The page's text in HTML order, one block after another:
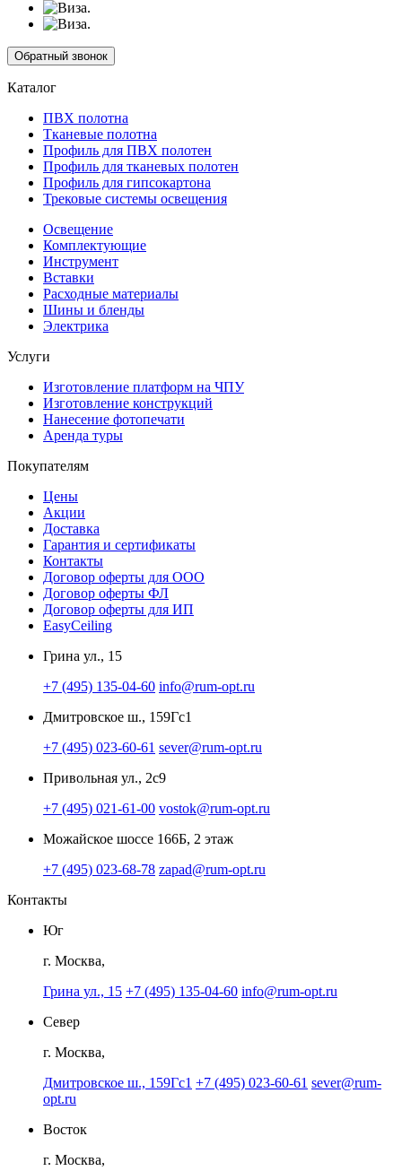
Обратный звонок
Каталог
ПВХ полотна
Тканевые полотна
Профиль для ПВХ полотен
Профиль для тканевых полотен
Профиль для гипсокартона
Трековые системы освещения
Освещение
Комплектующие
Инструмент
Вставки
Расходные материалы
Шины и бленды
Электрика
Услуги
Изготовление платформ на ЧПУ
Изготовление конструкций
Нанесение фотопечати
Аренда туры
Покупателям
Цены
Акции
Доставка
Гарантия и сертификаты
Контакты
Договор оферты для ООО
Договор оферты ФЛ
Договор оферты для ИП
EasyCeiling
Грина ул., 15
+7 (495) 135-04-60 info@rum-opt.ru
Дмитровское ш., 159Гс1
+7 (495) 023-60-61 sever@rum-opt.ru
Привольная ул., 2с9
+7 (495) 021-61-00 vostok@rum-opt.ru
Можайское шоссе 166Б, 2 этаж
+7 (495) 023-68-78 zapad@rum-opt.ru
Контакты
Юг
г. Москва,
Грина ул., 15 +7 (495) 135-04-60 info@rum-opt.ru
Север
г. Москва,
Дмитровское ш., 159Гс1 +7 (495) 023-60-61 sever@rum-
opt.ru
Восток
г. Москва,